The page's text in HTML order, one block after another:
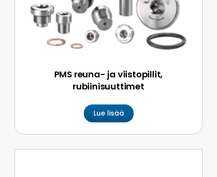
PMS reuna- ja viistopillit,
rubiinisuuttimet
Lue lisää